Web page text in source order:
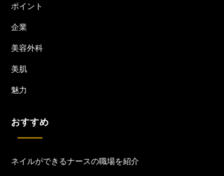
ポイント
企業
美容外科
美肌
魅力
おすすめ
ネイルができるナースの職場を紹介